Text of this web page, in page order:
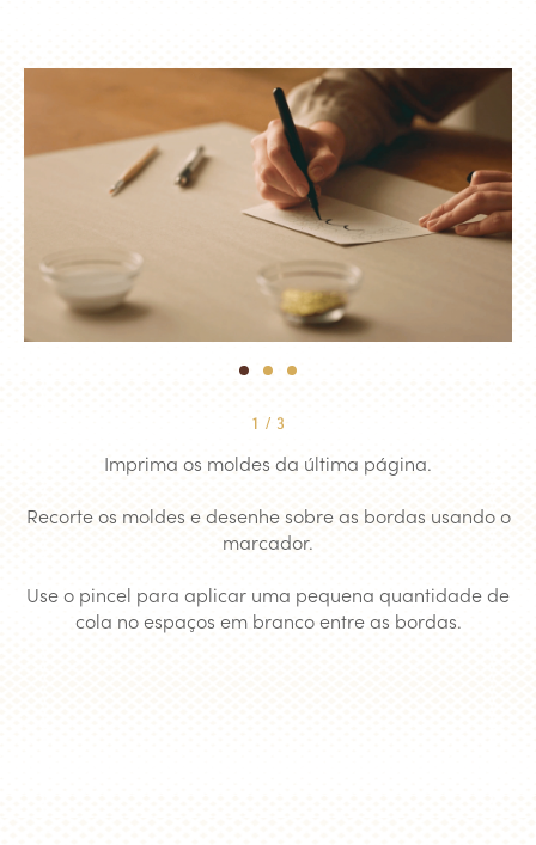
1 2 3
1 / 3
Imprima os moldes da última página.
Recorte os moldes e desenhe sobre as bordas usando o
marcador.
Use o pincel para aplicar uma pequena quantidade de
cola no espaços em branco entre as bordas.